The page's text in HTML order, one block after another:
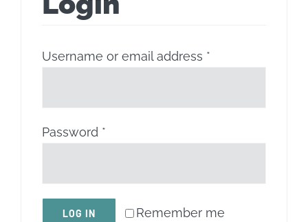
CONTACTE
Username or email address *
Password *
Remember me
LOG IN